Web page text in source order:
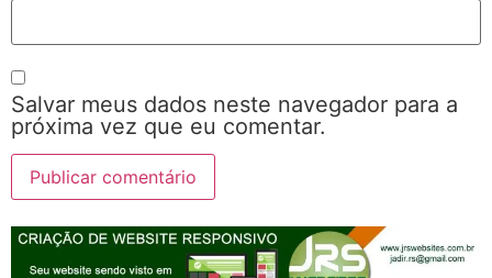
Salvar meus dados neste navegador para a
próxima vez que eu comentar.